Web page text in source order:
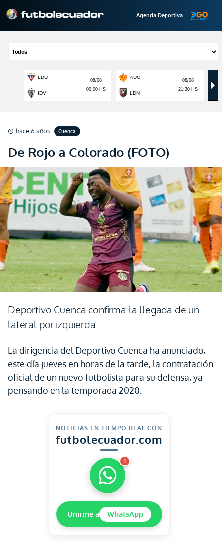
Agenda Deportiva
schedule hace 6 años Cuenca
De Rojo a Colorado (FOTO)
Deportivo Cuenca confirma la llegada de un
lateral por izquierda
La dirigencia del Deportivo Cuenca ha anunciado,
este día jueves en horas de la tarde, la contratación
oficial de un nuevo futbolista para su defensa, ya
pensando en la temporada 2020.
NOTICIAS EN TIEMPO REAL CON
futbolecuador.com
1
Unirme a WhatsApp